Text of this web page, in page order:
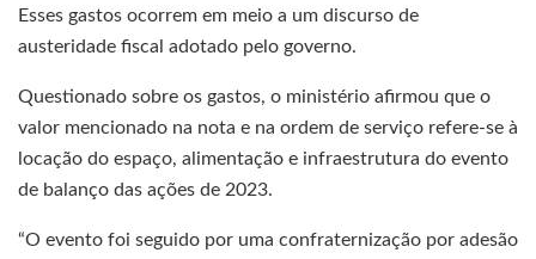
Esses gastos ocorrem em meio a um discurso de
austeridade fiscal adotado pelo governo.
Questionado sobre os gastos, o ministério afirmou que o
valor mencionado na nota e na ordem de serviço refere-se à
locação do espaço, alimentação e infraestrutura do evento
de balanço das ações de 2023.
“O evento foi seguido por uma confraternização por adesão